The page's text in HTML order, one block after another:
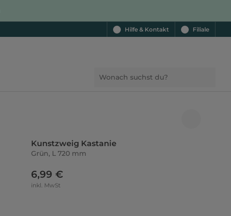
Hilfe & Kontakt Filiale
Kunstzweig Kastanie
Grün, L 720 mm
6,99 €
inkl. MwSt